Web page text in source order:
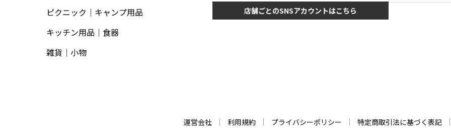
ピクニック｜キャンプ用品
キッチン用品｜食器
雑貨｜小物
店舗ごとのSNSアカウントはこちら
運営会社 利用規約 プライバシーポリシー 特定商取引法に基づく表記